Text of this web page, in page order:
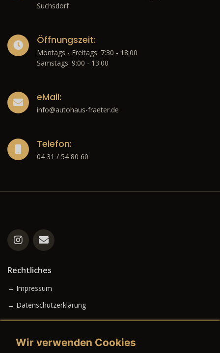
Suchsdorf
Öffnungszeit:
Montags - Freitags: 7:30 - 18:00
Samstags: 9:00 - 13:00
eMail:
info@autohaus-fraeter.de
Telefon:
04 31 / 54 80 60
Rechtliches
→ Impressum
→ Datenschutzerklärung
Wir verwenden Cookies